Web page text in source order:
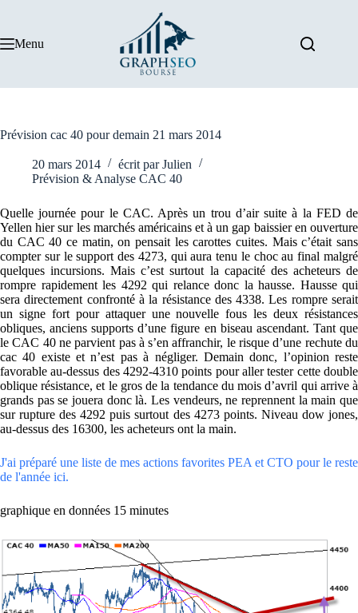
Menu
Prévision cac 40 pour demain 21 mars 2014
20 mars 2014 écrit par Julien
Prévision & Analyse CAC 40
Quelle journée pour le CAC. Après un trou d’air suite à la FED de
Yellen hier sur les marchés américains et à un gap baissier en ouverture
du CAC 40 ce matin, on pensait les carottes cuites. Mais c’était sans
compter sur le support des 4273, qui aura tenu le choc au final malgré
quelques incursions. Mais c’est surtout la capacité des acheteurs de
rompre rapidement les 4292 qui relance donc la hausse. Hausse qui
sera directement confronté à la résistance des 4338. Les rompre serait
un signe fort pour attaquer une nouvelle fous les deux résistances
obliques, anciens supports d’une figure en biseau ascendant. Tant que
le CAC 40 ne parvient pas à s’en affranchir, le risque d’une rechute du
cac 40 existe et n’est pas à négliger. Demain donc, l’opinion reste
favorable au-dessus des 4292-4310 points pour aller tester cette double
oblique résistance, et le gros de la tendance du mois d’avril qui arrive à
grands pas se jouera donc là. Les vendeurs, ne reprennent la main que
sur rupture des 4292 puis surtout des 4273 points. Niveau dow jones,
au-dessus des 16300, les acheteurs ont la main.
J'ai préparé une liste de mes actions favorites PEA et CTO pour le reste
de l'année ici.
graphique en données 15 minutes